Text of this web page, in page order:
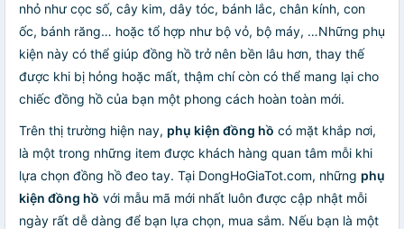
nhỏ như cọc số, cây kim, dây tóc, bánh lắc, chân kính, con
ốc, bánh răng… hoặc tổ hợp như bộ vỏ, bộ máy, …Những phụ
kiện này có thể giúp đồng hồ trở nên bền lâu hơn, thay thế
được khi bị hỏng hoặc mất, thậm chí còn có thể mang lại cho
chiếc đồng hồ của bạn một phong cách hoàn toàn mới.
Trên thị trường hiện nay, phụ kiện đồng hồ có mặt khắp nơi,
là một trong những item được khách hàng quan tâm mỗi khi
lựa chọn đồng hồ đeo tay. Tại DongHoGiaTot.com, những phụ
kiện đồng hồ với mẫu mã mới nhất luôn được cập nhật mỗi
ngày rất dễ dàng để bạn lựa chọn, mua sắm. Nếu bạn là một